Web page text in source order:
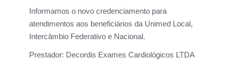
Informamos o novo credenciamento para
atendimentos aos beneficiários da Unimed Local,
Intercâmbio Federativo e Nacional.
Prestador: Decordis Exames Cardiológicos LTDA